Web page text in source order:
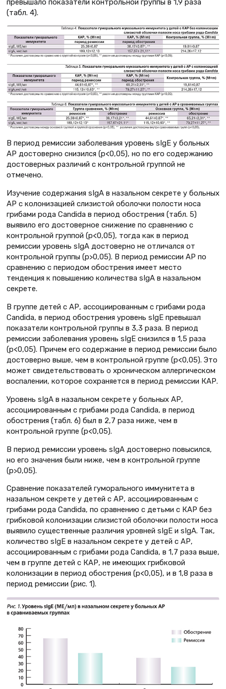
(табл. 4).
В период ремиссии заболевания уровень sIgЕ у больных
АР достоверно снизился (р<0,05), но по его содержанию
достоверных различий с контрольной группой не
отмечено.
Изучение содержания sIgA в назальном секрете у больных
АР с колонизацией слизистой оболочки полости носа
грибами рода Сandida в период обострения (табл. 5)
выявило его достоверное снижение по сравнению с
контрольной группой (р<0,05), тогда как в период
ремиссии уровень sIgA достоверно не отличался от
контрольной группы (p>0,05). В период ремиссии АР по
сравнению с периодом обострения имеет место
тенденция к повышению количества sIgA в назальном
секрете.
В группе детей с АР, ассоциированным с грибами рода
Сandida, в период обострения уровень sIgЕ превышал
показатели контрольной группы в 3,3 раза. В период
ремиссии заболевания уровень sIgЕ снизился в 1,5 раза
(р<0,05). Причем его содержание в период ремиссии было
достоверно выше, чем в контрольной группе (р<0,05). Это
может свидетельствовать о хроническом аллергическом
воспалении, которое сохраняется в период ремиссии КАР.
Уровень sIgA в назальном секрете у больных АР,
ассоциированным с грибами рода Сandida, в период
обострения (табл. 6) был в 2,7 раза ниже, чем в
контрольной группе (р<0,05).
В период ремиссии уровень sIgA достоверно повысился,
но его значения были ниже, чем в контрольной группе
(p>0,05).
Сравнение показателей гуморального иммунитета в
назальном секрете у детей с АР, ассоциированным с
грибами рода Candidа, по сравнению с детьми с КАР без
грибковой колонизации слизистой оболочки полости носа
выявило существенные различия уровней sIgЕ и sIgA. Так,
количество sIgЕ в назальном секрете у детей с АР,
ассоциированным с грибами рода Candida, в 1,7 раза выше,
чем в группе детей с КАР, не имеющих грибковой
колонизации в период обострения (р<0,05), и в 1,8 раза в
период ремиссии (рис. 1).